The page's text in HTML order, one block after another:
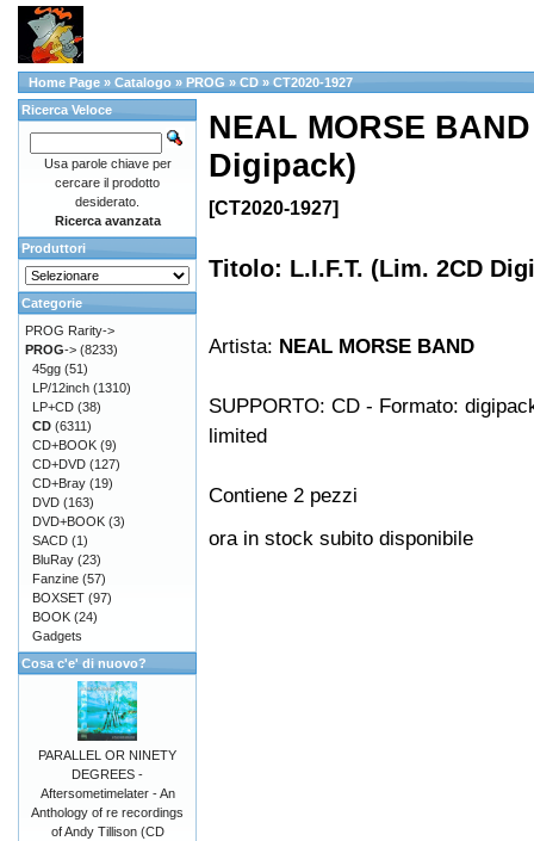
Home Page » Catalogo » PROG » CD » CT2020-1927
NEAL MORSE
Digipack)
[CT2020-1927]
Titolo: L.I.F.T. (Lim. 2CD
Artista: NEAL MORSE BAND
SUPPORTO: CD - Formato:
limited
Contiene 2 pezzi
ora in stock subito disponibile
Ricerca Veloce
Usa parole chiave per
cercare il prodotto
desiderato.
Ricerca avanzata
Produttori
Categorie
PROG Rarity->
PROG-> (8233)
45gg (51)
LP/12inch (1310)
LP+CD (38)
CD (6311)
CD+BOOK (9)
CD+DVD (127)
CD+Bray (19)
DVD (163)
DVD+BOOK (3)
SACD (1)
BluRay (23)
Fanzine (57)
BOXSET (97)
BOOK (24)
Gadgets
Cosa c'e' di nuovo?
PARALLEL OR NINETY
DEGREES -
Aftersometimelater - An
Anthology of re recordings
of Andy Tillison (CD